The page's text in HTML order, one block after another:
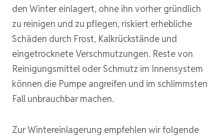
den Winter einlagert, ohne ihn vorher gründlich
zu reinigen und zu pflegen, riskiert erhebliche
Schäden durch Frost, Kalkrückstände und
eingetrocknete Verschmutzungen. Reste von
Reinigungsmittel oder Schmutz im Innensystem
können die Pumpe angreifen und im schlimmsten
Fall unbrauchbar machen.
Zur Wintereinlagerung empfehlen wir folgende